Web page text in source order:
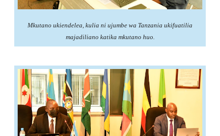
Mkutano ukiendelea, kulia ni ujumbe wa Tanzania ukifuatilia
majadiliano katika mkutano huo.